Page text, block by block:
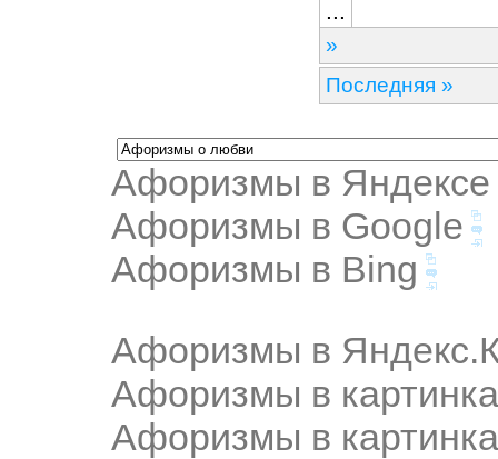
...
»
Последняя »
Афоризмы в Яндексе
Афоризмы в Google
Афоризмы в Bing
Афоризмы в
Афоризмы в
Афоризмы в